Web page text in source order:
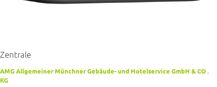
Zentrale
AMG Allgemeiner Münchner Gebäude- und Hotelservice GmbH & CO .
KG